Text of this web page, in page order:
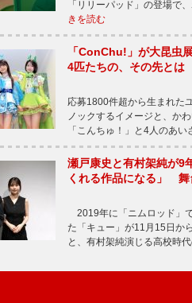
「リリーパッド」の登場で
きを読む
「ConChu!」が大昆虫
4匹たちの、その先とは
応募1800件超から生まれた
ノックするイメージと、か
「こんちゅ！」と4人のあ
瀬戸康史と有村架純が9
くれる作品になる」 舞
2019年に「ニムロッド」
た「キュー」が11月15日か
と、有村架純演じる高校時